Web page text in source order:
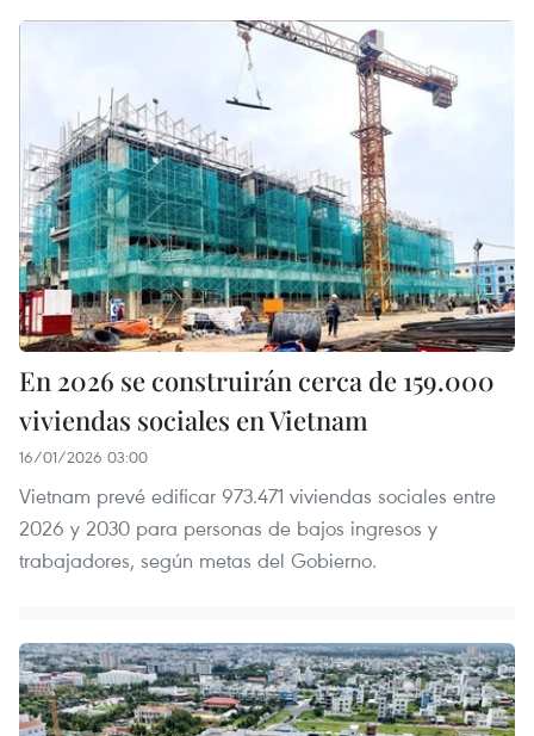
En 2026 se construirán cerca de 159.000
viviendas sociales en Vietnam
16/01/2026 03:00
Vietnam prevé edificar 973.471 viviendas sociales entre
2026 y 2030 para personas de bajos ingresos y
trabajadores, según metas del Gobierno.